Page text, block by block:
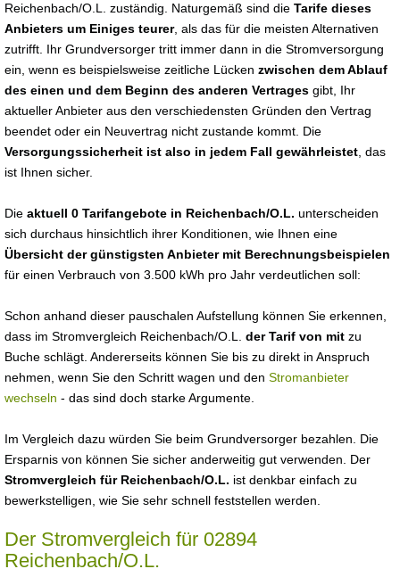
Reichenbach/O.L. zuständig. Naturgemäß sind die Tarife dieses
Anbieters um Einiges teurer, als das für die meisten Alternativen
zutrifft. Ihr Grundversorger tritt immer dann in die Stromversorgung
ein, wenn es beispielsweise zeitliche Lücken zwischen dem Ablauf
des einen und dem Beginn des anderen Vertrages gibt, Ihr
aktueller Anbieter aus den verschiedensten Gründen den Vertrag
beendet oder ein Neuvertrag nicht zustande kommt. Die
Versorgungssicherheit ist also in jedem Fall gewährleistet , das
ist Ihnen sicher.
Die aktuell 0 Tarifangebote in Reichenbach/O.L. unterscheiden
sich durchaus hinsichtlich ihrer Konditionen, wie Ihnen eine
Übersicht der günstigsten Anbieter mit Berechnungsbeispielen
für einen Verbrauch von 3.500 kWh pro Jahr verdeutlichen soll:
Schon anhand dieser pauschalen Aufstellung können Sie erkennen,
dass im Stromvergleich Reichenbach/O.L. der Tarif von mit zu
Buche schlägt. Andererseits können Sie bis zu direkt in Anspruch
nehmen, wenn Sie den Schritt wagen und den Stromanbieter
wechseln - das sind doch starke Argumente.
Im Vergleich dazu würden Sie beim Grundversorger bezahlen. Die
Ersparnis von können Sie sicher anderweitig gut verwenden. Der
Stromvergleich für Reichenbach/O.L. ist denkbar einfach zu
bewerkstelligen, wie Sie sehr schnell feststellen werden.
Der Stromvergleich für 02894
Reichenbach/O.L.